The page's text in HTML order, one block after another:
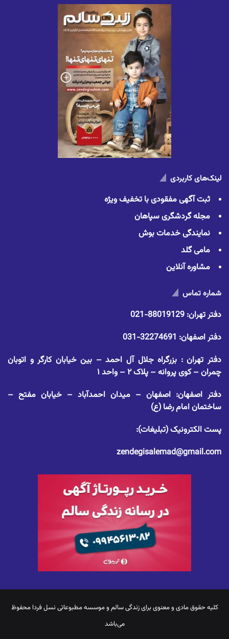
لینک‌های کاربردی
ثبت آگهی مفقودی با تخفیف ویژه
مجله گردشگری سپاهان
نمایندگی خدمات بوش
مامی گلد
مشاوره آنلاین
شماره تماس
دفتر تهران: 88019129-021
دفتر اصفهان: 32274691-031
دفتر تهران : بزرگراه جلال آل احمد – بین خیابان کارگر و اتوبان
چمران – کوی پروانه – پلاک ۲ – واحد ۱
دفتر اصفهان: اصفهان – میدان احمدآباد – خیابان مفتح –
ساختمان امام رضا (ع)
پست الکترونیک (تبلیغات):
zendegisalemad@gmail.com
کلیه حقوق مادی و معنوی برایزندگی سالم و موسسه مطبوعاتی نسل فردا محفوظ
می‌باشد